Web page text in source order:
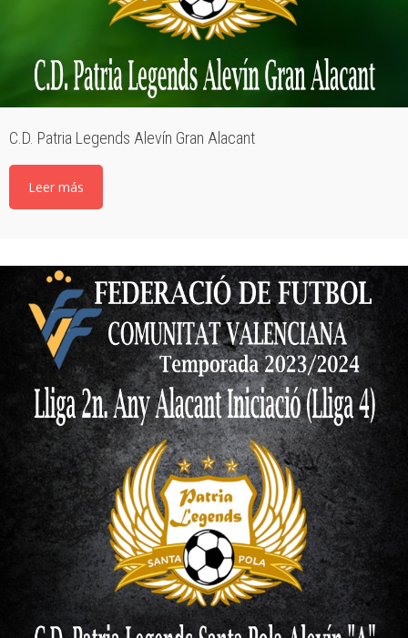
C.D. Patria Legends Alevín Gran Alacant
Leer más